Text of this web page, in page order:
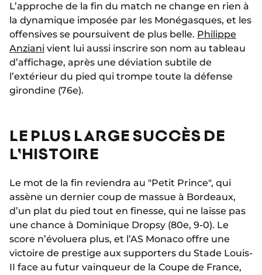
L’approche de la fin du match ne change en rien à
la dynamique imposée par les Monégasques, et les
offensives se poursuivent de plus belle. Philippe
Anziani vient lui aussi inscrire son nom au tableau
d’affichage, après une déviation subtile de
l’extérieur du pied qui trompe toute la défense
girondine (76e).
LE PLUS LARGE SUCCÈS DE
L'HISTOIRE
Le mot de la fin reviendra au "Petit Prince", qui
assène un dernier coup de massue à Bordeaux,
d’un plat du pied tout en finesse, qui ne laisse pas
une chance à Dominique Dropsy (80e, 9-0). Le
score n’évoluera plus, et l’AS Monaco offre une
victoire de prestige aux supporters du Stade Louis-
II face au futur vainqueur de la Coupe de France,